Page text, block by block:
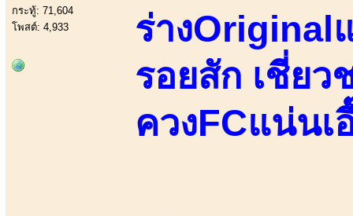
กระทู้: 71,604
โพสต์: 4,933
ร่างOriginal
รอยสัก เชี่ย
ควงFCแน่นเ